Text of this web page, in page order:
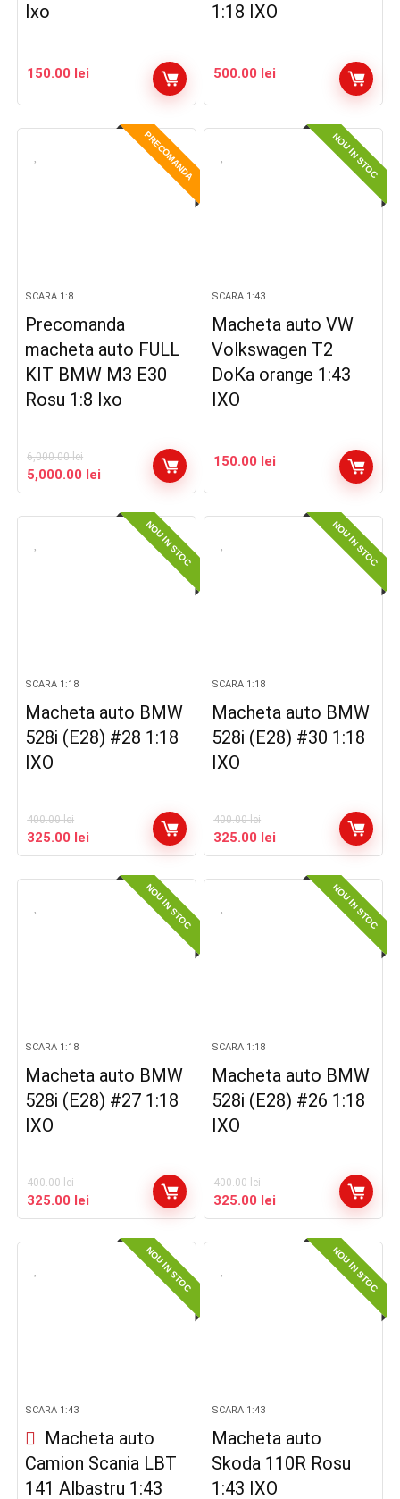
Ixo
150.00 lei
1:18 IXO
500.00 lei
PRECOMANDA
SCARA 1:8
Precomanda
macheta auto FULL
KIT BMW M3 E30
Rosu 1:8 Ixo
6,000.00lei
Prețul
inițial
6,000.00 lei.
5,000.00 lei
curent
este:
5,000.00 lei.
NOU IN STOC
SCARA 1:43
Macheta auto VW
Volkswagen T2
DoKa orange 1:43
IXO
150.00 lei
NOU IN STOC
SCARA 1:18
Macheta auto BMW
528i (E28) #28 1:18
IXO
400.00lei
Prețul
inițial
400.00 lei.
325.00 lei
curent
este:
325.00 lei.
NOU IN STOC
SCARA 1:18
Macheta auto BMW
528i (E28) #30 1:18
IXO
400.00lei
Prețul
inițial
400.00 lei.
325.00 lei
curent
este:
325.00 lei.
NOU IN STOC
SCARA 1:18
Macheta auto BMW
528i (E28) #27 1:18
IXO
400.00lei
Prețul
inițial
400.00 lei.
325.00 lei
curent
este:
325.00 lei.
NOU IN STOC
SCARA 1:18
Macheta auto BMW
528i (E28) #26 1:18
IXO
400.00lei
Prețul
inițial
400.00 lei.
325.00 lei
curent
este:
325.00 lei.
NOU IN STOC
SCARA 1:43
Macheta auto
Camion Scania LBT
141 Albastru 1:43
NOU IN STOC
SCARA 1:43
Macheta auto
Skoda 110R Rosu
1:43 IXO